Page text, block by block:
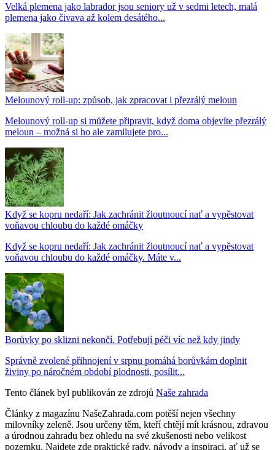
Velká plemena jako labrador jsou seniory už v sedmi letech, malá
plemena jako čivava až kolem desátého...
Melounový roll-up: způsob, jak zpracovat i přezrálý meloun
Melounový roll-up si můžete připravit, když doma objevíte přezrálý
meloun – možná si ho ale zamilujete pro...
Když se kopru nedaří: Jak zachránit žloutnoucí nať a vypěstovat
voňavou chloubu do každé omáčky
Když se kopru nedaří: Jak zachránit žloutnoucí nať a vypěstovat
voňavou chloubu do každé omáčky. Máte v...
Borůvky po sklizni nekončí. Potřebují péči víc než kdy jindy
Správně zvolené přihnojení v srpnu pomáhá borůvkám doplnit
živiny po náročném období plodnosti, posílit...
Tento článek byl publikován ze zdrojů Naše zahrada
Články z magazínu NašeZahrada.com potěší nejen všechny
milovníky zeleně. Jsou určeny těm, kteří chtějí mít krásnou, zdravou
a úrodnou zahradu bez ohledu na své zkušenosti nebo velikost
pozemku. Najdete zde praktické rady, návody a inspiraci, ať už se